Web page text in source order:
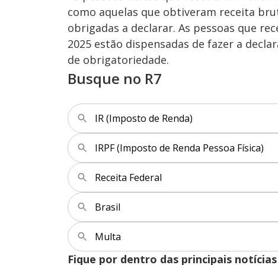
s o
s
M
u
o
como aquelas que obtiveram receita
obrigadas a declarar. As pessoas que
2025 estão dispensadas de fazer a
de obrigatoriedade.
Busque no R7
IR (Imposto de Renda)
IRPF (Imposto de Renda Pessoa Física)
Receita Federal
Brasil
Multa
Fique por dentro das principais